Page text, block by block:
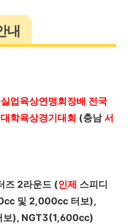
내
업육상연맹회장배 전국
학육상경기대회 (충남서
즈 2라운드 (인제 스피디
및 2,000cc 터보),
보), NGT3(1,600cc)